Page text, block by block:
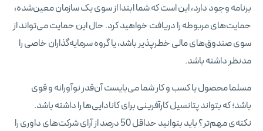
برنامه وجود دارد، این است که شما ابتدا از سوی یک سازمان معین‌شده،
حمایت‌های مربوطه را دریافت خواهید کرد. حال این حمایت می‌تواند از
سوی صندوق‌های مالی خطرپذیر باشد، یا گروه سرمایه‌گذاران خاصی را
مدنظر داشته باشد.
مسلما محصول یا کسب و کار شما می‌بایست آن‌قدر نوآورانه و قوی
باشد؛ که بتواند پتانسیل کارآفرینی برای کانادایی‌ها را داشته باشد.
نکته‌ی مهم‌تر؟ باید بتوانید حداقل 50 درصد از آرای شرکت‌های داوری را